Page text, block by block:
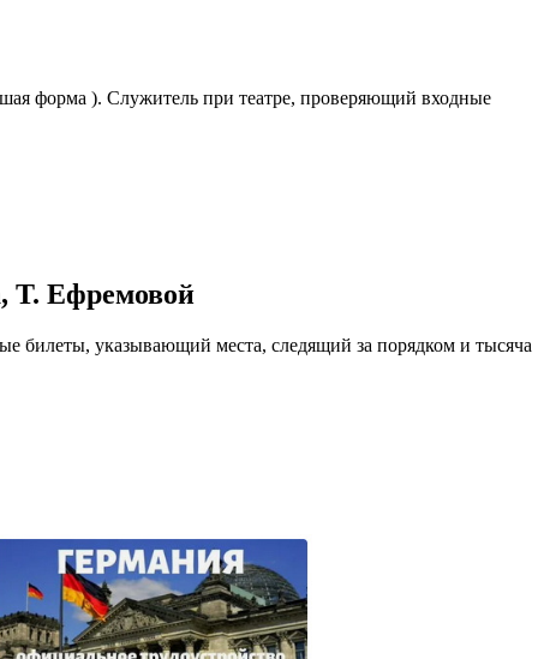
встреча
в
банка,
форма ). Служитель при театре, проверяющий входные
Т. Ефремовой
билеты, указывающий места, следящий за порядком и тысяча